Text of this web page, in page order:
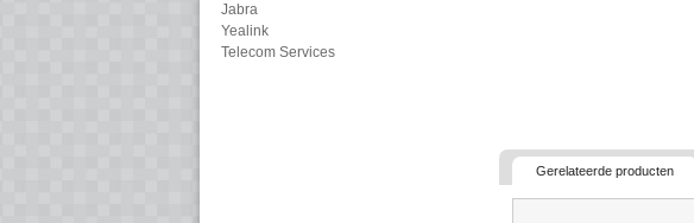
Jabra
Yealink
Telecom Services
Gerelateerde producten